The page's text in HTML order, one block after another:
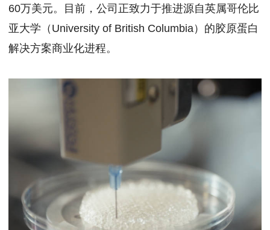
60万美元。目前，公司正致力于推进源自英属哥伦比
亚大学（University of British Columbia）的胶原蛋白
解决方案商业化进程。